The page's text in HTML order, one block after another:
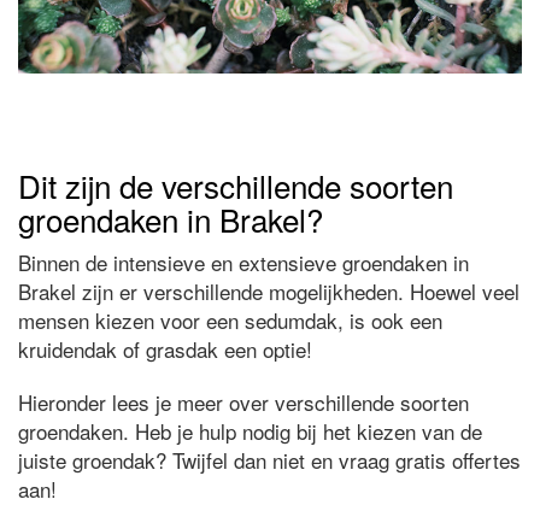
Dit zijn de verschillende soorten
groendaken in Brakel?
Binnen de intensieve en extensieve groendaken in
Brakel zijn er verschillende mogelijkheden. Hoewel veel
mensen kiezen voor een sedumdak, is ook een
kruidendak of grasdak een optie!
Hieronder lees je meer over verschillende soorten
groendaken. Heb je hulp nodig bij het kiezen van de
juiste groendak? Twijfel dan niet en vraag gratis offertes
aan!